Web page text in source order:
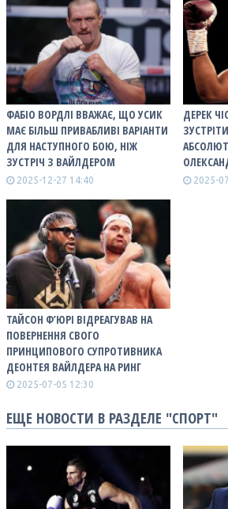
ФАБІО ВОРДЛІ ВВАЖАЄ, ЩО УСИК
МАЄ БІЛЬШ ПРИВАБЛИВІ ВАРІАНТИ
ДЛЯ НАСТУПНОГО БОЮ, НІЖ
ЗУСТРІЧ З ВАЙЛДЕРОМ
2025-12-27 14:40
ДЕРЕК
2025-
ТАЙСОН Ф’ЮРІ ВІДРЕАГУВАВ НА
ПОВЕРНЕННЯ СВОГО
ПРИНЦИПОВОГО СУПРОТИВНИКА
ДЕОНТЕЯ ВАЙЛДЕРА НА РИНГ
2025-07-05 12:30
ЕЩЕ НОВОСТИ В РАЗДЕЛЕ "СПОРТ"